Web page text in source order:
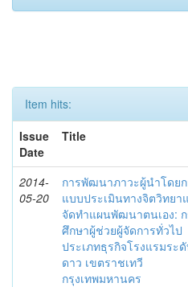
Item hits:
Issue
Date
Title
2014-
05-20
การพัฒนาภาวะผู้นำโดย
แบบประเมินทางจิตวิทยา
จัดทำแผนพัฒนาตนเอง:
ศึกษาผู้ช่วยผู้จัดการทั่วไป
ประเภทธุรกิจโรงแรมระ
ดาว เขตราชเทวี
กรุงเทพมหานคร